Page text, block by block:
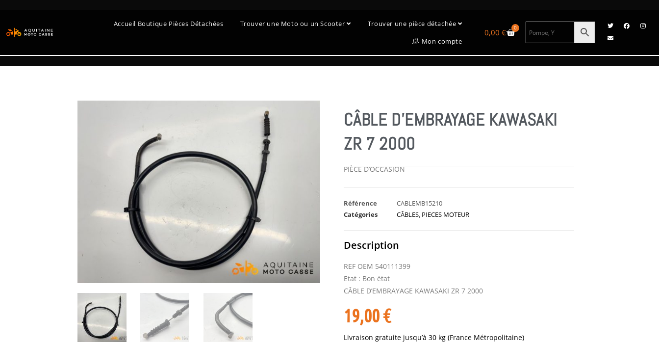
Accueil Boutique Pièces Détachées Trouver une Moto ou un Scooter
Trouver une pièce détachée
Mon compte
0,00 € 0
CÂBLE D’EMBRAYAGE KAWASAKI
ZR 7 2000
PIÈCE D’OCCASION
Référence
CABLEMB15210
Catégories
CÂBLES, PIECES MOTEUR
Description
REF OEM 540111399
Etat : Bon état
CÂBLE D’EMBRAYAGE KAWASAKI ZR 7 2000
19,00€
Livraison gratuite jusqu’à 30 kg (France Métropolitaine)